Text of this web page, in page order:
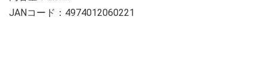
JANコード：4974012060221